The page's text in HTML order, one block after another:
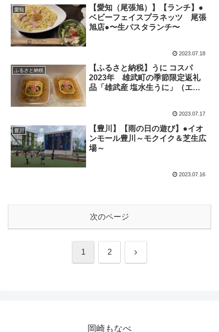
愛知
【愛知（尾張旭）】【ランチ】●
ベビーフェイスプラネッツ 尾張
旭店●〜生パスタランチ〜
2023.07.18
ふるさと納税
【ふるさと納税】うに コスパ
2023年 雄武町の季節限定返礼
品「雄武産 塩水生うに」（エゾ
2023.07.17
豊川
【豊川】【雨の日の遊び】●イオ
ンモール豊川～モクイク＆芝生広
場～
2023.07.16
次のページ
1 2 次
岡崎もなぺ